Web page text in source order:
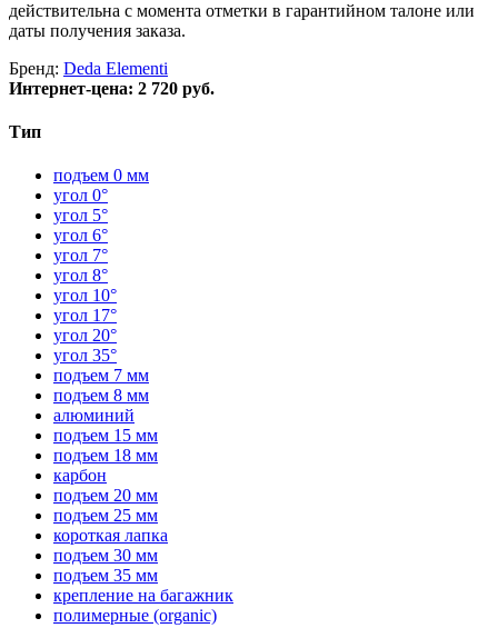
действительна с момента отметки в гарантийном талоне или
даты получения заказа.
Бренд: Deda Elementi
Интернет-цена: 2 720 руб.
Тип
подъем 0 мм
угол 0°
угол 5°
угол 6°
угол 7°
угол 8°
угол 10°
угол 17°
угол 20°
угол 35°
подъем 7 мм
подъем 8 мм
алюминий
подъем 15 мм
подъем 18 мм
карбон
подъем 20 мм
подъем 25 мм
короткая лапка
подъем 30 мм
подъем 35 мм
крепление на багажник
полимерные (organic)